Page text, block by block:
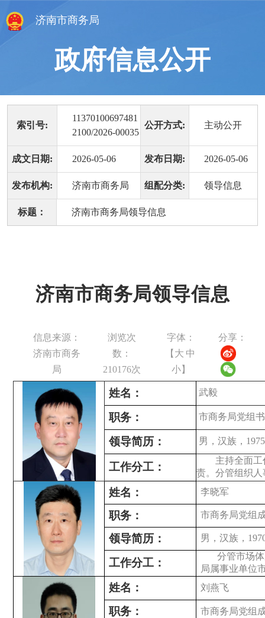
济南市商务局
政府信息公开
索引号:
11370100697481
2100/2026-00035
公开方式: 主动公开
成文日期: 2026-05-06 发布日期: 2026-05-06
发布机构: 济南市商务局 组配分类: 领导信息
标题： 济南市商务局领导信息
济南市商务局领导信息
信息来源：
济南市商务
局
浏览次
数：
210176次
字体：
【 大 中
小】
分享：
姓名： 武毅
职务： 市商务局党组
领导简历： 男，汉族，
工作分工：
主持全面
责。分管组织
姓名： 李晓军
职务： 市商务局党组
领导简历： 男，汉族，
工作分工：
分管市场
局属事业单位
姓名： 刘燕飞
职务： 市商务局党组